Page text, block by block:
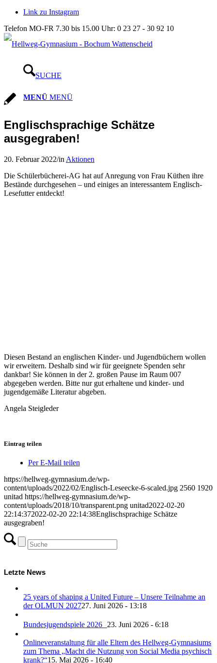
Link zu Instagram
Telefon MO-FR 7.30 bis 15.00 Uhr: 0 23 27 - 30 92 10
SUCHE
MENÜ MENÜ
Englischsprachige Schätze
ausgegraben!
20. Februar 2022/in Aktionen
Die Schülerbücherei-AG hat auf Anregung von Frau Küthen ihre
Bestände durchgesehen – und einiges an interessantem Englisch-
Lesefutter entdeckt!
Diesen Bestand an englischen Kinder- und Jugendbüchern wollen
wir erweitern. Deshalb sind wir für geeignete Spenden sehr
dankbar! Sie können in der 2. großen Pause im Raum 007
abgegeben werden. Bitte nur gut erhaltene und kinder- und
jugendgemäße Literatur abgeben.
Angela Steigleder
Eintrag teilen
Per E-Mail teilen
https://hellweg-gymnasium.de/wp-
content/uploads/2022/02/Englisch-Leseecke-6-scaled.jpg 2560 1920
unitad https://hellweg-gymnasium.de/wp-
content/uploads/2018/10/transparent.png unitad2022-02-20
22:14:372022-02-20 22:14:38Englischsprachige Schätze
ausgegraben!
Letzte News
25 years of shaping a United Future – Unsere Teilnahme an
der OLMUN 202727. Juni 2026 - 13:18
Bundesjugendspiele 2026 23. Juni 2026 - 6:18
Onlineveranstaltung für alle Eltern des Hellweg-Gymnasiums
zum Thema „Macht die Nutzung von Social Media psychisch
krank?“15. Mai 2026 - 16:40